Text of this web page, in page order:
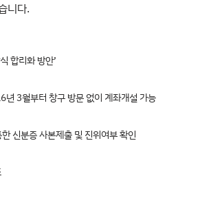
니다.
합리화 방안’
3월부터 창구 방문 없이 계좌개설 가능
신분증 사본제출 및 진위여부 확인